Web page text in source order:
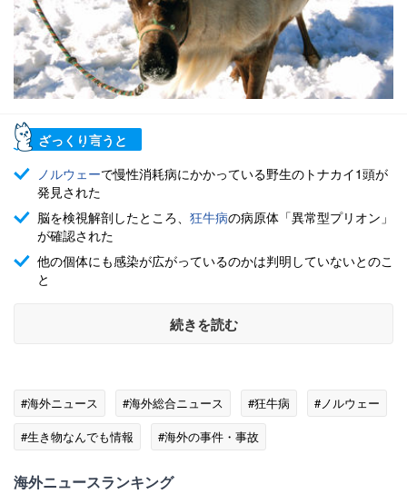
ざっくり言うと
ノルウェーで慢性消耗病にかかっている野生のトナカイ1頭が
発見された
脳を検視解剖したところ、 狂牛病の病原体「異常型プリオン」
が確認された
他の個体にも感染が広がっているのかは判明していないとのこ
と
続きを読む
#海外ニュース #海外総合ニュース #狂牛病
#ノルウェー
#生き物なんでも情報
#海外の事件・事故
海外ニュースランキング